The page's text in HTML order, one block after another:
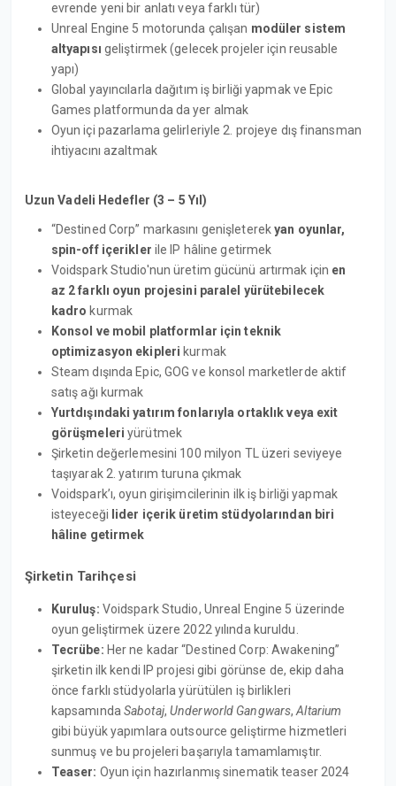
evrende yeni bir anlatı veya farklı tür)
Unreal Engine 5 motorunda çalışan modüler sistem
altyapısı geliştirmek (gelecek projeler için reusable
yapı)
Global yayıncılarla dağıtım iş birliği yapmak ve Epic
Games platformunda da yer almak
Oyun içi pazarlama gelirleriyle 2. projeye dış finansman
ihtiyacını azaltmak
Uzun Vadeli Hedefler (3 – 5 Yıl)
“Destined Corp” markasını genişleterekyan oyunlar,
spin-off içerikler ile IP hâline getirmek
Voidspark Studio'nun üretim gücünü artırmak için en
az 2 farklı oyun projesini paralel yürütebilecek
kadro kurmak
Konsol ve mobil platformlar için teknik
optimizasyon ekipleri kurmak
Steam dışında Epic, GOG ve konsol marketlerde aktif
satış ağı kurmak
Yurtdışındaki yatırım fonlarıyla ortaklık veya exit
görüşmeleri yürütmek
Şirketin değerlemesini 100 milyon TL üzeri seviyeye
taşıyarak 2. yatırım turuna çıkmak
Voidspark’ı, oyun girişimcilerinin ilk iş birliği yapmak
isteyeceği lider içerik üretim stüdyolarından biri
hâline getirmek
Şirketin Tarihçesi
Kuruluş: Voidspark Studio, Unreal Engine 5 üzerinde
oyun geliştirmek üzere 2022 yılında kuruldu.
Tecrübe: Her ne kadar “Destined Corp: Awakening”
şirketin ilk kendi IP projesi gibi görünse de, ekip daha
önce farklı stüdyolarla yürütülen iş birlikleri
kapsamında Sabotaj, Underworld Gangwars,Altarium
gibi büyük yapımlara outsource geliştirme hizmetleri
sunmuş ve bu projeleri başarıyla tamamlamıştır.
Teaser: Oyun için hazırlanmış sinematik teaser 2024